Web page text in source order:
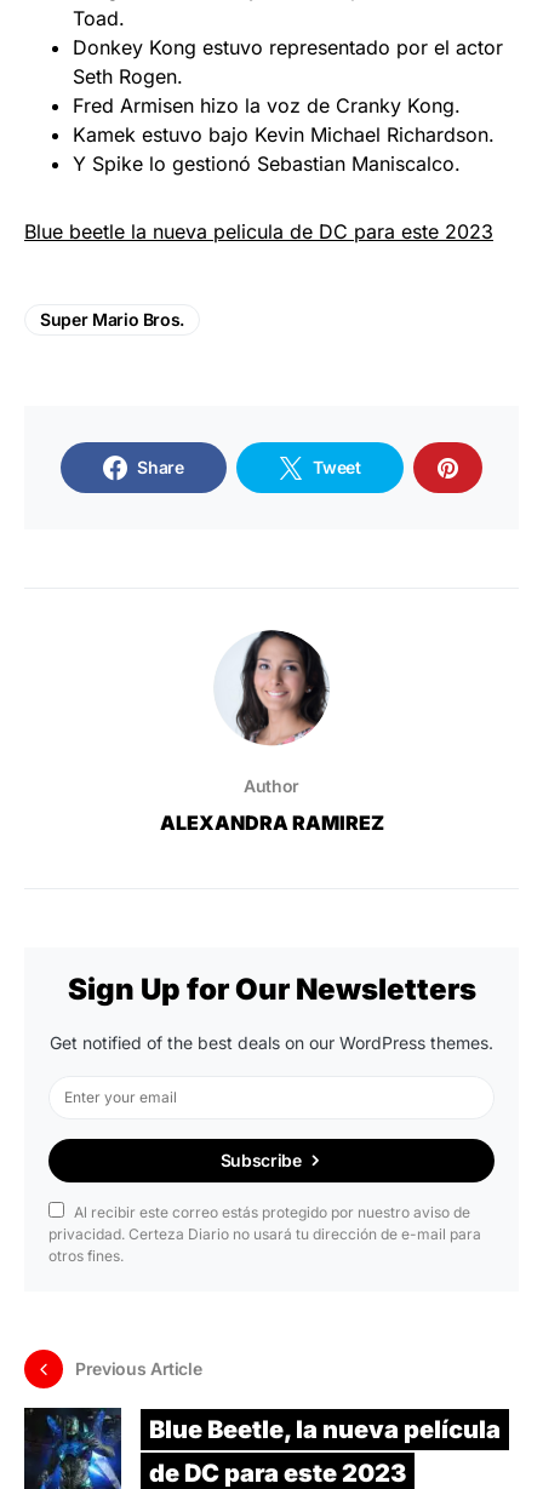
Toad.
Donkey Kong estuvo representado por el actor
Seth Rogen.
Fred Armisen hizo la voz de Cranky Kong.
Kamek estuvo bajo Kevin Michael Richardson.
Y Spike lo gestionó Sebastian Maniscalco.
Blue beetle la nueva pelicula de DC para este 2023
Super Mario Bros.
Share Tweet
Author
ALEXANDRA RAMIREZ
Sign Up for Our Newsletters
Get notified of the best deals on our WordPress themes.
Subscribe
Al recibir este correo estás protegido por nuestro aviso de
privacidad. Certeza Diario no usará tu dirección de e-mail para
otros fines.
Previous Article
Blue Beetle, la nueva película
de DC para este 2023